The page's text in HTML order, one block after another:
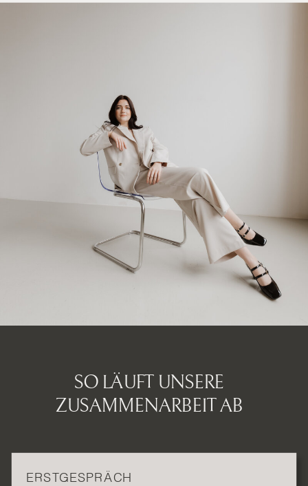
SO LÄUFT UNSERE
ZUSAMMENARBEIT AB
ERSTGESPRÄCH